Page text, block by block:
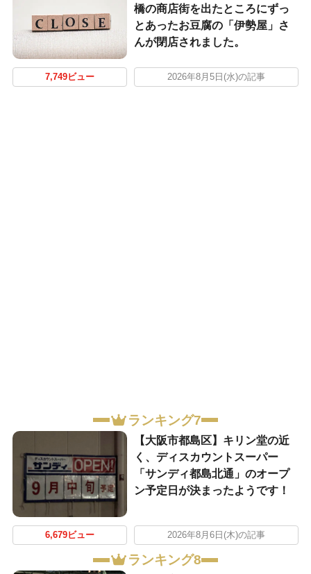
橋の商店街を出たところにずっ
とあったお豆腐の「伊勢屋」さ
んが閉店されました。
7,749ビュー 2026年8月5日(水)の記事
ランキング7
【大阪市都島区】キリン堂の近
く、ディスカウントスーパー
「サンディ都島北通」のオープ
ン予定日が決まったようです！
6,679ビュー 2026年8月6日(木)の記事
ランキング8